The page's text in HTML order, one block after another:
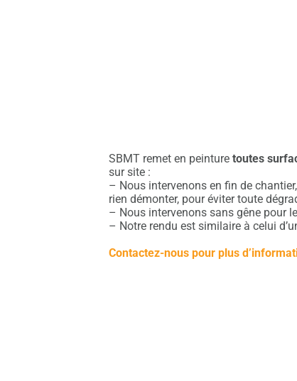
SBMT remet en peinture toutes
sur site :
– Nous intervenons en fin de chantier
rien démonter, pour éviter toute
– Nous intervenons sans gêne pour
– Notre rendu est similaire à celui
Contactez-nous pour plus